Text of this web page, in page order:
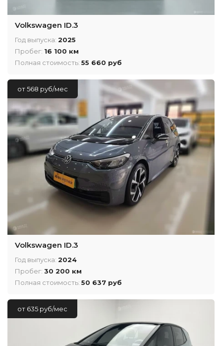
Volkswagen ID.3
Год выпуска: 2025
Пробег: 16 100 км
Полная стоимость: 55 660 руб
от 568 руб/мес
Volkswagen ID.3
Год выпуска: 2024
Пробег: 30 200 км
Полная стоимость: 50 637 руб
от 635 руб/мес